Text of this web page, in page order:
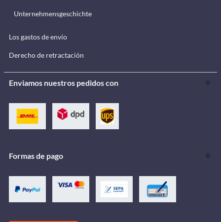
Unternehmensgeschichte
Los gastos de envío
Derecho de retractación
Enviamos nuestros pedidos con
Formas de pago